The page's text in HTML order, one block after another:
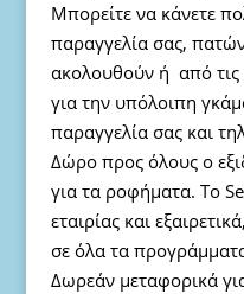
Μπορείτε να κάνετε
παραγγελία σας,
ακολουθούν ή από τις
για την υπόλοιπη
παραγγελία σας και
Δώρο προς όλους ο
για τα ροφήματα. Το
εταιρίας και
σε όλα τα
Δωρεάν μεταφορικά